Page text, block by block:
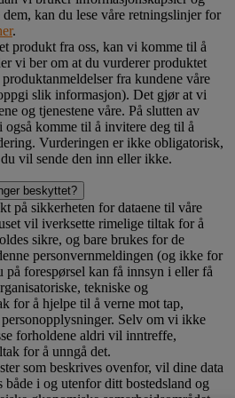
kan du lese våre retningslinjer for
.
produkt fra oss, kan vi komme til å
vi ber om at du vurderer produktet
fra kundene våre
slik informasjon). Det gjør at vi
og tjenestene våre. På slutten av
også komme til å invitere deg til å
Vurderingen er ikke obligatorisk,
vil sende den inn eller ikke.
beskyttet?
på sikkerheten for dataene til våre
vil iverksette rimelige tiltak for å
sikre, og bare brukes for de
personvernmeldingen (og ikke for
på forespørsel kan få innsyn i eller få
tekniske og
for å hjelpe til å verne mot tap,
Selv om vi ikke
forholdene aldri vil inntreffe,
for å unngå det.
som beskrives ovenfor, vil dine data
både i og utenfor ditt bostedsland og